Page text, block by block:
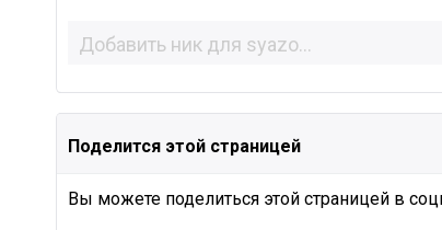
Поделится этой страницей
Вы можете поделиться этой страницей в